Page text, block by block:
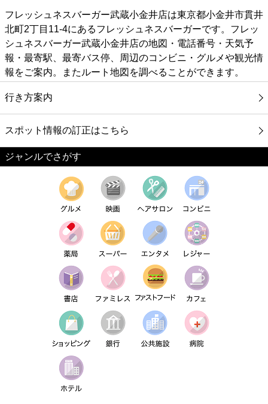
フレッシュネスバーガー武蔵小金井店は東京都小金井市貫井
北町2丁目11-4にあるフレッシュネスバーガーです。フレッ
シュネスバーガー武蔵小金井店の地図・電話番号・天気予
報・最寄駅、最寄バス停、周辺のコンビニ・グルメや観光情
報をご案内。またルート地図を調べることができます。
行き方案内
スポット情報の訂正はこちら
ジャンルでさがす